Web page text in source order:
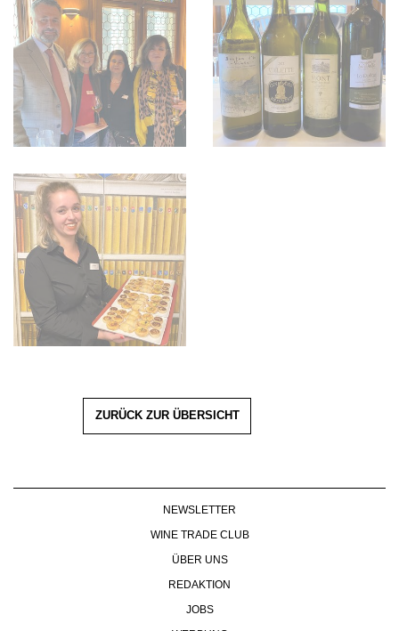
ZURÜCK ZUR ÜBERSICHT
NEWSLETTER
WINE TRADE CLUB
ÜBER UNS
REDAKTION
JOBS